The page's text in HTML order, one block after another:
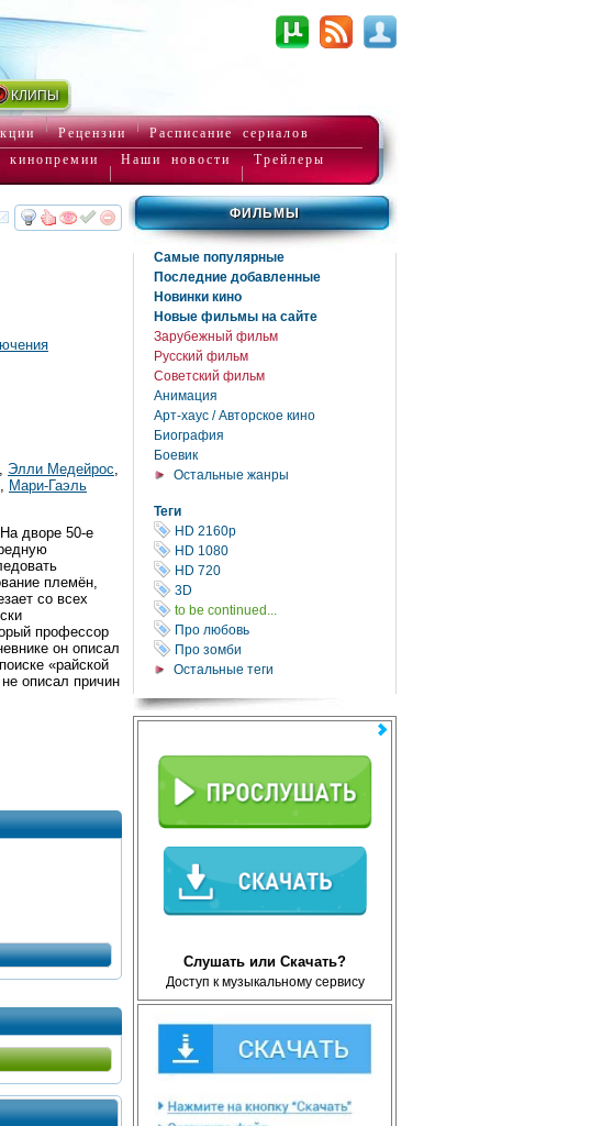
КЛИПЫ
Рецензии
Расписание сериалов
Наши новости Трейлеры
ФИЛЬМЫ
Самые популярные
Последние добавленные
Новинки кино
Новые фильмы на сайте
Зарубежный фильм
Русский фильм
Советский фильм
Анимация
Арт-хаус / Авторское кино
Биография
Боевик
Остальные жанры
Теги
HD 2160р
HD 1080
HD 720
3D
to be continued...
Про любовь
Про зомби
Остальные теги
Слушать или Скачать?
Доступ к музыкальному сервису
смотретьинтересует
Элли Медейрос
Мари-Гаэль
дворе 50-е
племён,
со всех
профессор
он описал
«райской
описал причин